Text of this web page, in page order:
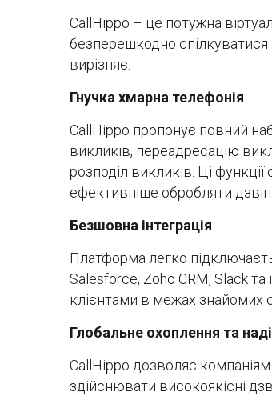
CallHippo – це потужна
безперешкодно спілкуватися
вирізняє:
Гнучка хмарна телефонія
CallHippo пропонує повний
викликів, переадресацію
розподіл викликів. Ці
ефективніше обробляти
Безшовна інтеграція
Платформа легко
Salesforce, Zoho CRM, Slack
клієнтами в межах знайомих
Глобальне охоплення та
CallHippo дозволяє
здійснювати високоякісні